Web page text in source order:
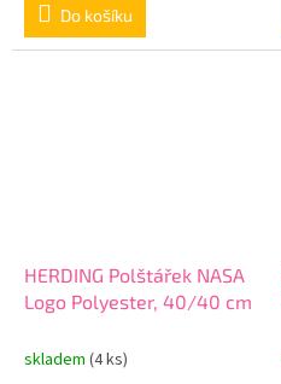
Do košíku
HERDING Polštářek NASA
Logo Polyester, 40/40 cm
skladem (4 ks)